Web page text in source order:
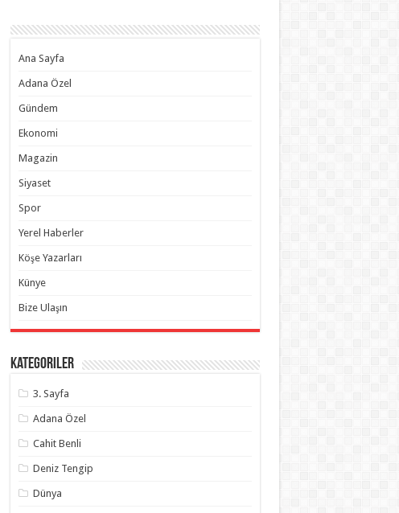
Ana Sayfa
Adana Özel
Gündem
Ekonomi
Magazin
Siyaset
Spor
Yerel Haberler
Köşe Yazarları
Künye
Bize Ulaşın
Kategoriler
3. Sayfa
Adana Özel
Cahit Benli
Deniz Tengip
Dünya